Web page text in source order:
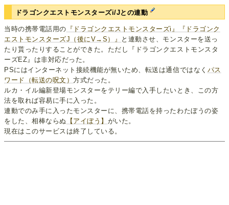
ドラゴンクエストモンスターズi/Jとの連動
当時の携帯電話用の 『ドラゴンクエストモンスターズi』『ドラゴンク
エストモンスターズJ（後にV→S）』
と連動させ、モンスターを送っ
たり貰ったりすることができた。ただし『ドラゴンクエストモンスタ
ーズEZ』は非対応だった。
PSにはインターネット接続機能が無いため、転送は通信ではなく パス
ワード（転送の呪文）方式だった。
ルカ・イル編新登場モンスターをテリー編で入手したいとき、この方
法を取れば容易に手に入った。
連動でのみ手に入ったモンスターに、携帯電話を持ったわたぼうの姿
をした、相棒ならぬ
【アイぼう】 がいた。
現在はこのサービスは終了している。